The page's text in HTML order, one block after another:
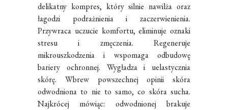
delikatny kompres, który silnie nawilża oraz
łagodzi podrażnienia i zaczerwienienia.
Przywraca uczucie komfortu, eliminuje oznaki
stresu i zmęczenia. Regeneruje
mikrouszkodzenia i wspomaga odbudowę
bariery ochronnej. Wygładza i uelastycznia
skórę. Wbrew powszechnej opinii skóra
odwodniona to nie to samo, co skóra sucha.
Najkrócej mówiąc: odwodnionej brakuje